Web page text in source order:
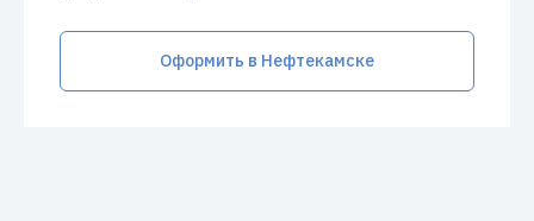
Оформить в Нефтекамске